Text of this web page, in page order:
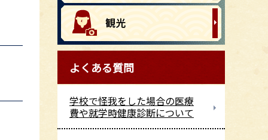
よくある質問
学校で怪我をした場合の医療
費や就学時健康診断について